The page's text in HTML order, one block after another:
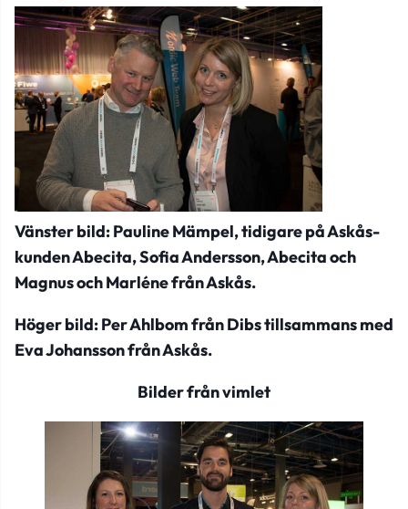
Vänster bild: Pauline Mämpel, tidigare på Askås-
kunden Abecita, Sofia Andersson, Abecita och
Magnus och Marléne från Askås.
Höger bild: Per Ahlbom från Dibs tillsammans med
Eva Johansson från Askås.
Bilder från vimlet